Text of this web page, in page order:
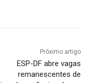
Próximo artigo
ESP-DF abre vagas
remanescentes de